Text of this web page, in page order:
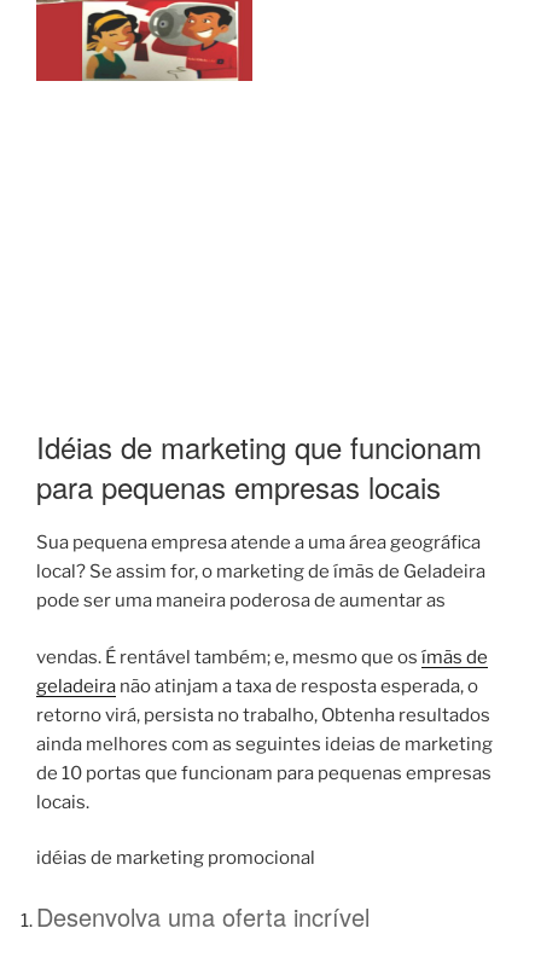
Idéias de marketing que funcionam
para pequenas empresas locais
Sua pequena empresa atende a uma área geográfica
local? Se assim for, o marketing de ímãs de Geladeira
pode ser uma maneira poderosa de aumentar as
vendas. É rentável também; e, mesmo que os ímãs de
geladeira não atinjam a taxa de resposta esperada, o
retorno virá, persista no trabalho, Obtenha resultados
ainda melhores com as seguintes ideias de marketing
de 10 portas que funcionam para pequenas empresas
locais.
idéias de marketing promocional
Desenvolva uma oferta incrível